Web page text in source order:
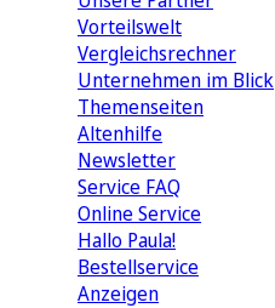
Vorteilswelt
Vergleichsrechner
Unternehmen im Blick
Themenseiten
Altenhilfe
Newsletter
Service FAQ
Online Service
Hallo Paula!
Bestellservice
Anzeigen